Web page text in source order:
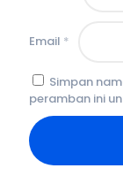
Email *
Simpan
peramban ini